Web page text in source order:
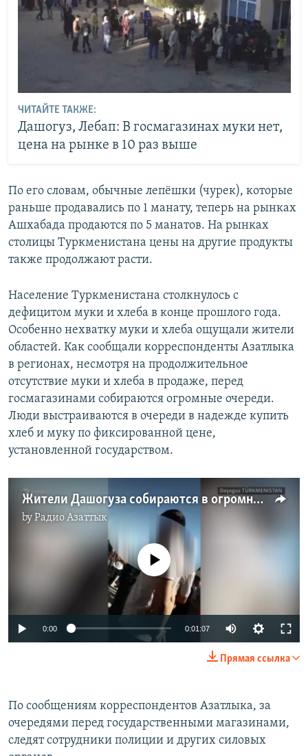
ЧИТАЙТЕ ТАКЖЕ:
Дашогуз, Лебап: В госмагазинах муки нет,
цена на рынке в 10 раз выше
По его словам, обычные лепёшки (чурек), которые
раньше продавались по 1 манату, теперь на рынках
Ашхабада продаются по 5 манатов. На рынках
столицы Туркменистана цены на другие продукты
также продолжают расти.
Население Туркменистана столкнулось с
дефицитом муки и хлеба в конце прошлого года.
Особенно нехватку муки и хлеба ощущали жители
областей. Как сообщали корреспонденты Азатлыка
в регионах, несмотря на продолжительное
отсутствие муки и хлеба в продаже, перед
госмагазинами собираются огромные очереди.
Люди выстраиваются в очереди в надежде купить
хлеб и муку по фиксированной цене,
установленной государством.
Жители Дашогуза собираются в огромные очереди за хлебом
byРадио Азаттык
No media source currently available
0:00 0:01:07
Прямая ссылка
По сообщениям корреспондентов Азатлыка, за
очередями перед государственными магазинами,
следят сотрудники полиции и других силовых